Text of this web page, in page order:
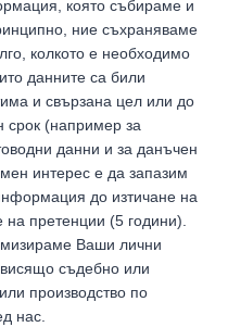
която събираме и
ние съхраняваме
колкото е необходимо
данните са били
и свързана цел или до
срок (например за
данни и за данъчен
интерес е да запазим
до изтичане на
на претенции (5 години).
Ваши лични
съдебно или
производство по
нас.